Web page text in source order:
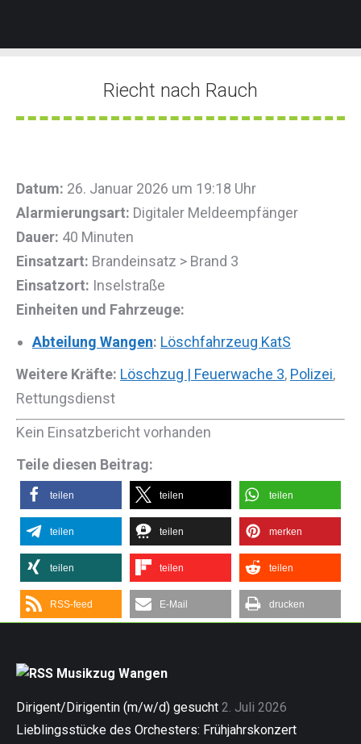
Riecht nach Rauch
Sie befinden sich hier:
Datum: 26. Januar 2026 um 19:18 Uhr
Alarmierungsart: Digitaler Meldeempfänger
Dauer: 40 Minuten
Einsatzart: Brandeinsatz > Brand 3
Einsatzort: Inselstraße
Einheiten und Fahrzeuge:
Abteilung Wangen: Löschfahrzeug KatS
Weitere Kräfte: Löschzug | Feuerwache 3, Polizei,
Rettungsdienst
Kein Einsatzbericht vorhanden
Teile diesen Beitrag:
teilen teilen teilen
teilen teilen merken
teilen teilen teilen
RSS-feed E-Mail drucken
Musikzug Wangen
Dirigent/Dirigentin (m/w/d) gesucht 2. Juli 2026
Lieblingsstücke des Orchesters: Frühjahrskonzert